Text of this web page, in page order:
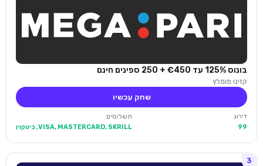
בונוס 125% עד €450 + 250 ספינים חינם
קזינו מומלץ
שחק עכשיו
דירוג
99
תשלומים
VISA, MASTERCARD, SKRILL, ביטקוין
3